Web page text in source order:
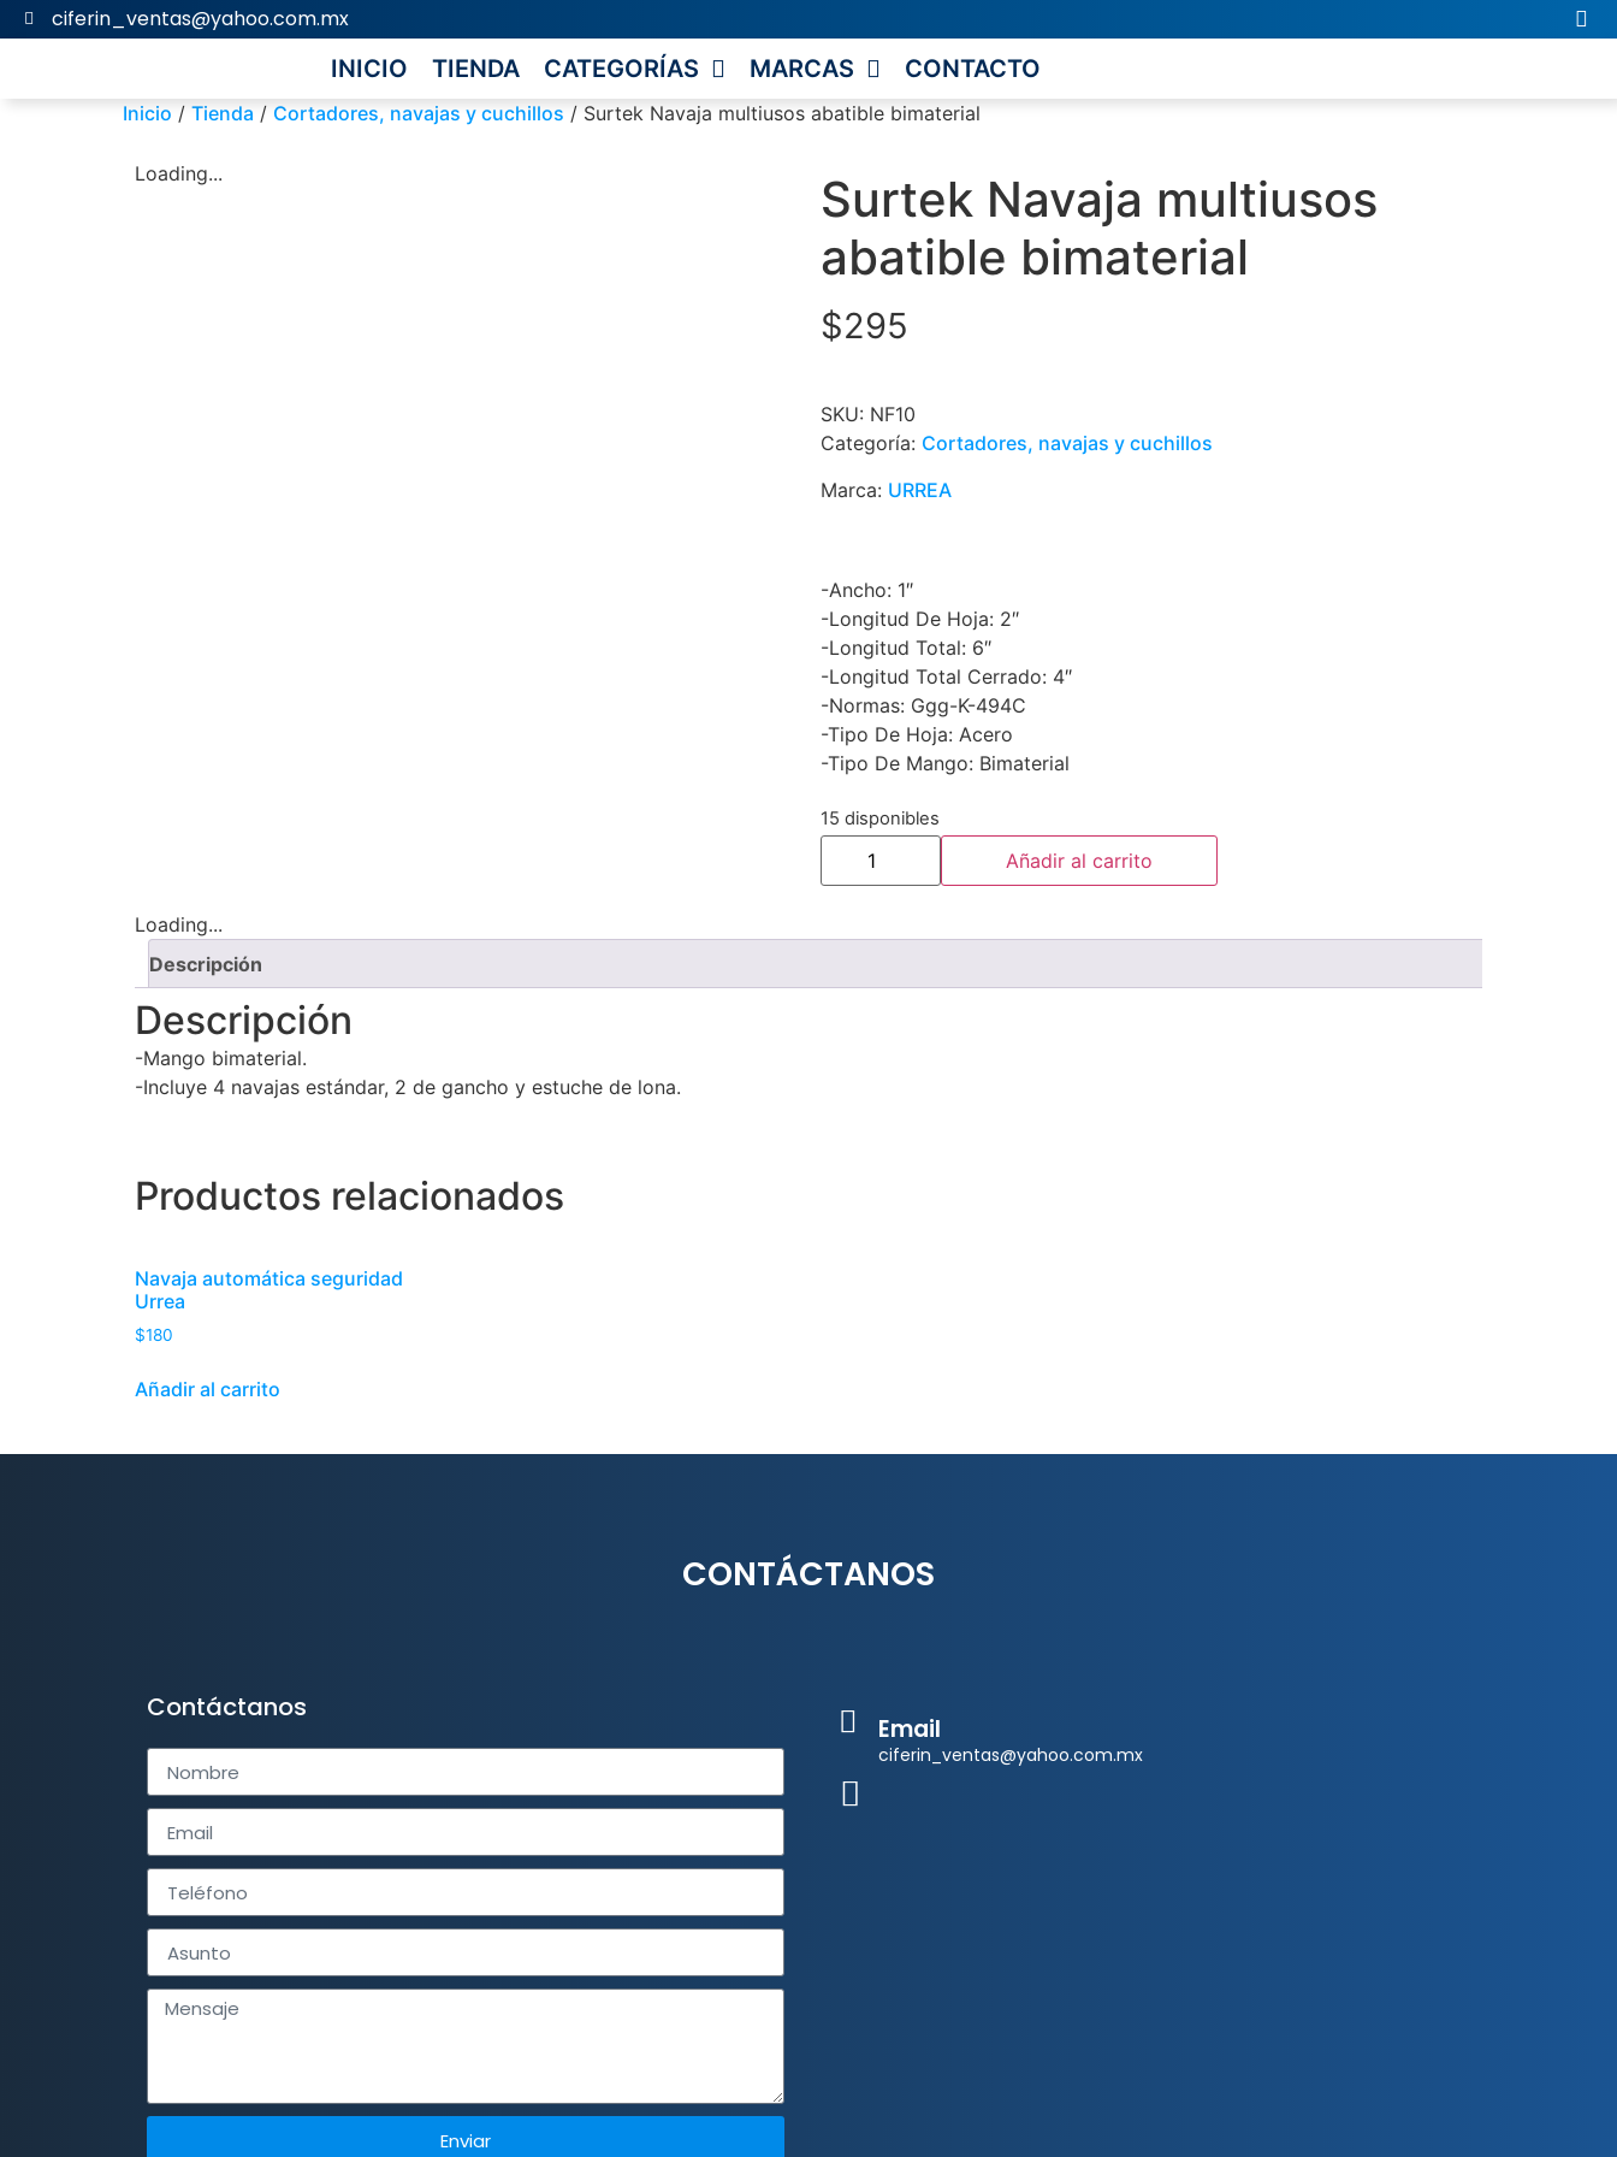
ciferin_ventas@yahoo.com.mx
INICIO TIENDA CATEGORÍAS MARCAS CONTACTO
Inicio / Tienda / Cortadores, navajas y cuchillos / Surtek Navaja multiusos abatible bimaterial
Loading...
Surtek Navaja multiusos
abatible bimaterial
$295
SKU: NF10
Categoría: Cortadores, navajas y cuchillos
Marca: URREA
-Ancho: 1″
-Longitud De Hoja: 2″
-Longitud Total: 6″
-Longitud Total Cerrado: 4″
-Normas: Ggg-K-494C
-Tipo De Hoja: Acero
-Tipo De Mango: Bimaterial
15 disponibles
Añadir al carrito
Loading...
Descripción
Descripción
-Mango bimaterial.
-Incluye 4 navajas estándar, 2 de gancho y estuche de lona.
Productos relacionados
Navaja automática seguridad
Urrea
$180
Añadir al carrito
CONTÁCTANOS
Contáctanos
Enviar
Email
ciferin_ventas@yahoo.com.mx